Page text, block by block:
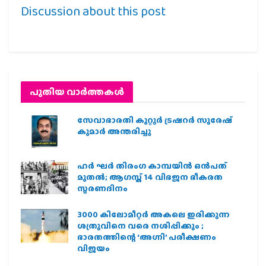
Discussion about this post
പുതിയ വാര്‍ത്തകള്‍
സേവാഭാരതി കുറ്റൂർ ട്രഷറർ സുരേഷ്
കുമാർ അന്തരിച്ചു
ഹര്‍ ഘര്‍ തിരംഗ കാമ്പയിന്‍ ഒന്‍പത്
മുതല്‍; ആഗസ്ത് 14 വിഭജന ഭീകരത
സ്മരണദിനം
3000 കിലോമീറ്റർ അകലെ ഇരിക്കുന്ന
ശത്രുവിനെ വരെ നശിപ്പിക്കും ;
ഭാരതത്തിന്റെ ‘അഗ്നി’ പരീക്ഷണം
വിജയം